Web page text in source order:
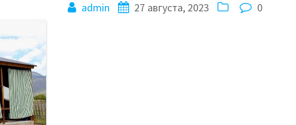
admin 27 августа, 2023 0